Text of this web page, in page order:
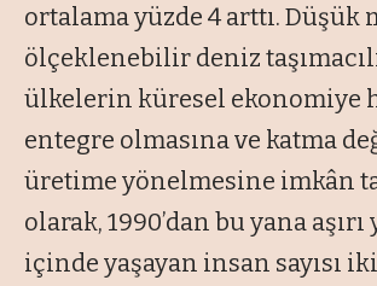
ortalama yüzde 4 arttı. Düşük
ölçeklenebilir deniz
ülkelerin küresel ekonomiye
entegre olmasına ve katma
üretime yönelmesine imkân
olarak, 1990’dan bu yana
içinde yaşayan insan sayısı